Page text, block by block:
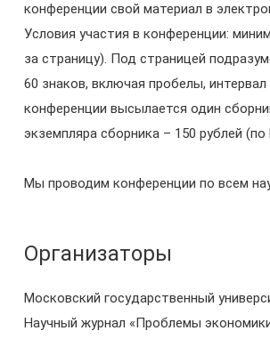
конференции свой материал в
Условия участия в конференции:
за страницу). Под страницей
60 знаков, включая пробелы,
конференции высылается один
экземпляра сборника – 150 рублей
Мы проводим конференции по всем
Организаторы
Московский государственный
Научный журнал «Проблемы